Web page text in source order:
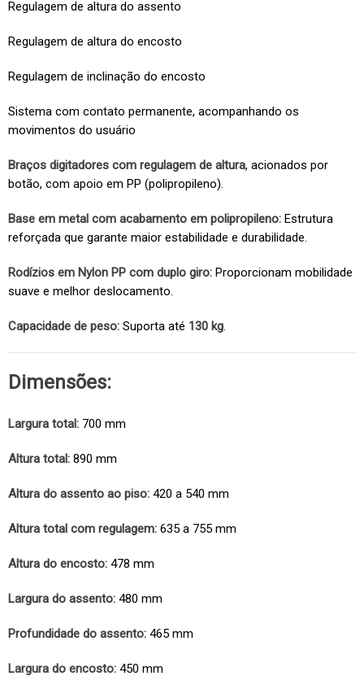
Regulagem de altura do assento
Regulagem de altura do encosto
Regulagem de inclinação do encosto
Sistema com contato permanente, acompanhando os
movimentos do usuário
Braços digitadores com regulagem de altura, acionados por
botão, com apoio em PP (polipropileno).
Base em metal com acabamento em polipropileno: Estrutura
reforçada que garante maior estabilidade e durabilidade.
Rodízios em Nylon PP com duplo giro: Proporcionam mobilidade
suave e melhor deslocamento.
Capacidade de peso: Suporta até 130 kg
Dimensões:
Largura total: 700 mm
Altura total: 890 mm
Altura do assento ao piso: 420 a 540 mm
Altura total com regulagem: 635 a 755 mm
Altura do encosto: 478 mm
Largura do assento: 480 mm
Profundidade do assento: 465 mm
Largura do encosto: 450 mm